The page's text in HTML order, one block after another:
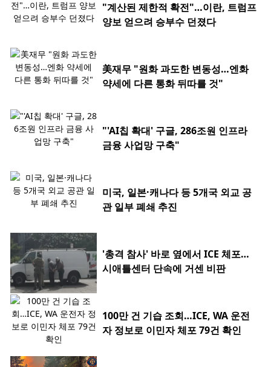
"계산된 제한적 확전"…이란, 트럼프
양보 얻으려 승부수 던졌다
美재무 "원화 과도한 변동성…엔화
약세에 다른 통화 뒤따를 것"
"'AI칩 확대' 구글, 286조원 인프라
금융 사업망 구축"
미국, 일본·캐나다 등 5개국 외교 공
관 일부 폐쇄 추진
'총격 참사' 바로 옆에서 ICE 체포…
시애틀센터 단속에 거센 비판
100만 건 기습 조회…ICE, WA 운전
자 정보로 이민자 체포 79건 확인